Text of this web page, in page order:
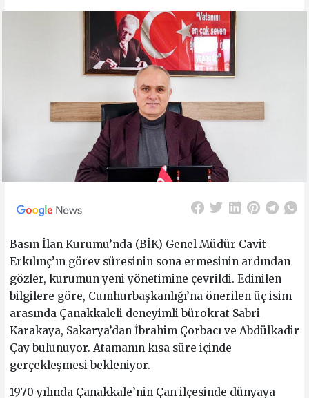
Basın İlan Kurumu’nda (BİK) Genel Müdür Cavit
Erkılınç’ın görev süresinin sona ermesinin ardından
gözler, kurumun yeni yönetimine çevrildi. Edinilen
bilgilere göre, Cumhurbaşkanlığı’na önerilen üç isim
arasında Çanakkaleli deneyimli bürokrat Sabri
Karakaya, Sakarya’dan İbrahim Çorbacı ve Abdülkadir
Çay bulunuyor. Atamanın kısa süre içinde
gerçekleşmesi bekleniyor.
1970 yılında Çanakkale’nin Çan ilçesinde dünyaya